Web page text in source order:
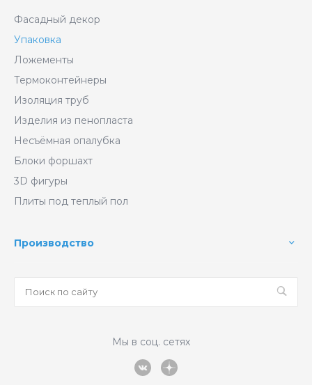
Фасадный декор
Упаковка
Ложементы
Термоконтейнеры
Изоляция труб
Изделия из пенопласта
Несъёмная опалубка
Блоки форшахт
3D фигуры
Плиты под теплый пол
Производство
Мы в соц. сетях